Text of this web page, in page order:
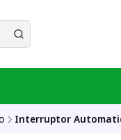
Interruptor